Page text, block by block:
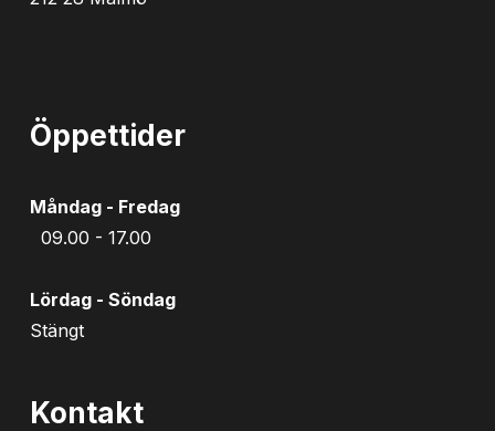
Öppettider
Måndag - Fredag
09.00 - 17.00
Lördag - Söndag
Stängt
Kontakt